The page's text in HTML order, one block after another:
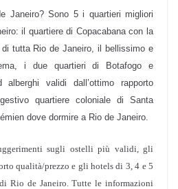
Janeiro? Sono 5 i quartieri migliori
il quartiere di Copacabana con la
tutta Rio de Janeiro, il bellissimo e
i due quartieri di Botafogo e
validi dall’ottimo rapporto
quartiere coloniale di Santa
dove dormire a Rio de Janeiro.
sugli ostelli più validi, gli
qualità/prezzo e gli hotels di 3, 4 e 5
Rio de Janeiro. Tutte le informazioni